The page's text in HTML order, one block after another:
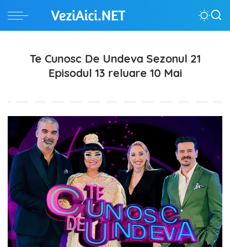
Te Cunosc De Undeva Sezonul 21
Episodul 13 reluare 10 Mai